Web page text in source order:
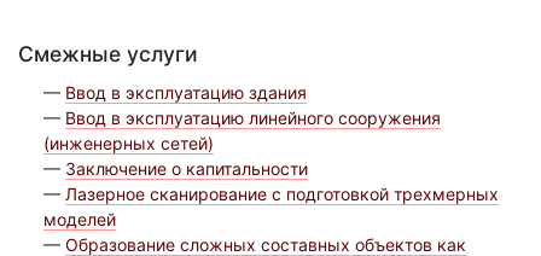
Смежные услуги
— Ввод в эксплуатацию здания
— Ввод в эксплуатацию линейного сооружения
(инженерных сетей)
— Заключение о капитальности
— Лазерное сканирование с подготовкой трехмерных
моделей
— Образование сложных составных объектов как